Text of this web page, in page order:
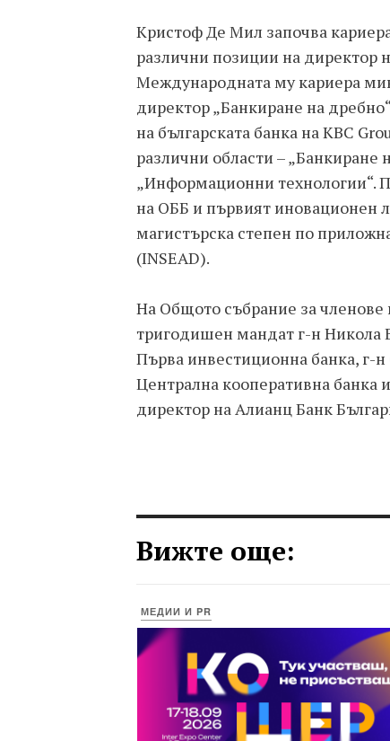
Кристоф Де Мил започва
различни позиции на директор
Международната му кариера
директор „Банкиране на
на българската банка на KBC
различни области –
„Информационни технологии“.
на ОББ и първият иновационен
магистърска степен по
(INSEAD).
На Общото събрание за членове
тригодишен мандат г-н Никола
Първа инвестиционна банка, г-
Централна кооперативна банка
директор на Алианц Банк
Вижте още:
МЕДИИ И PR